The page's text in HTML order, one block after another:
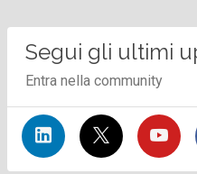
Segui gli ultimi
Entra nella community